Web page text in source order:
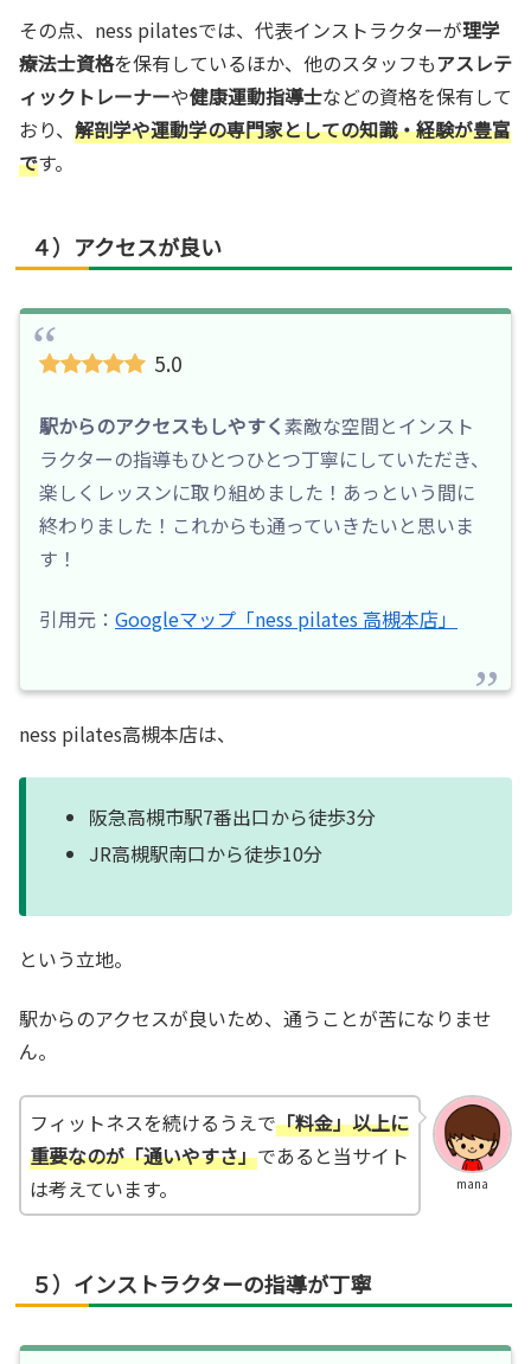
その点、ness pilatesでは、代表インストラクターが理学
療法士資格を保有しているほか、他のスタッフもアスレテ
ィックトレーナーや健康運動指導士などの資格を保有して
おり、 解剖学や運動学の専門家としての知識・経験が豊富
です。
４）アクセスが良い
5.0
駅からのアクセスもしやすく素敵な空間とインスト
ラクターの指導もひとつひとつ丁寧にしていただき、
楽しくレッスンに取り組めました！あっという間に
終わりました！これからも通っていきたいと思いま
す！
引用元： Googleマップ「ness pilates 高槻本店」
ness pilates高槻本店は、
阪急高槻市駅7番出口から徒歩3分
JR高槻駅南口から徒歩10分
という立地。
駅からのアクセスが良いため、通うことが苦になりませ
ん。
mana
フィットネスを続けるうえで「料金」以上に
重要なのが「通いやすさ」であると当サイト
は考えています。
５）インストラクターの指導が丁寧